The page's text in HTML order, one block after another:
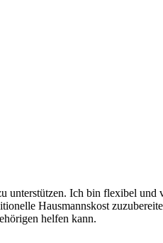
unterstützen. Ich bin flexibel und
Hausmannskost
helfen kann.